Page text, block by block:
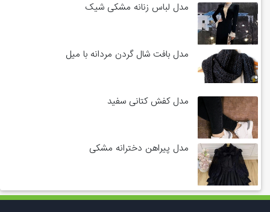
مدل لباس زنانه مشکی شیک
مدل بافت شال گردن مردانه با میل
مدل کفش کتانی سفید
مدل پیراهن دخترانه مشکی